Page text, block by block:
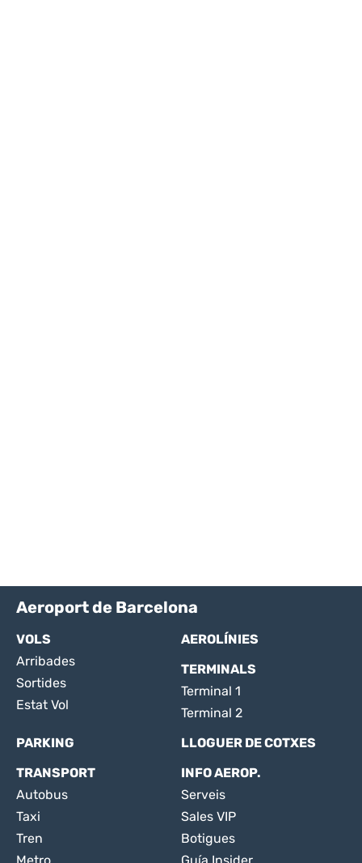
Aeroport de Barcelona
VOLS
Arribades
Sortides
Estat Vol
AEROLÍNIES
TERMINALS
Terminal 1
Terminal 2
PARKING
LLOGUER DE COTXES
TRANSPORT
Autobus
Taxi
Tren
INFO AEROP.
Serveis
Sales VIP
Botigues